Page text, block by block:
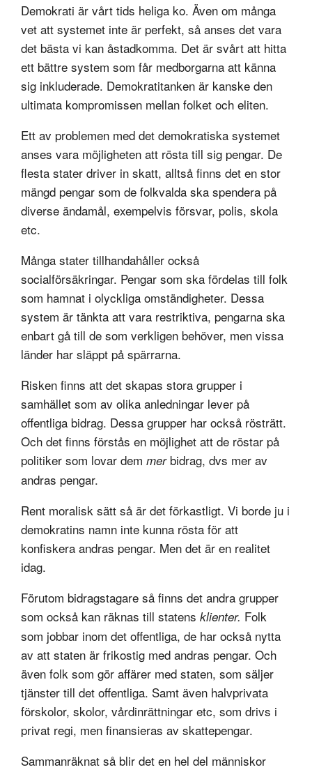
Demokrati är vårt tids heliga ko. Även om många
vet att systemet inte är perfekt, så anses det vara
det bästa vi kan åstadkomma. Det är svårt att hitta
ett bättre system som får medborgarna att känna
sig inkluderade. Demokratitanken är kanske den
ultimata kompromissen mellan folket och eliten.
Ett av problemen med det demokratiska systemet
anses vara möjligheten att rösta till sig pengar. De
flesta stater driver in skatt, alltså finns det en stor
mängd pengar som de folkvalda ska spendera på
diverse ändamål, exempelvis försvar, polis, skola
etc.
Många stater tillhandahåller också
socialförsäkringar. Pengar som ska fördelas till folk
som hamnat i olyckliga omständigheter. Dessa
system är tänkta att vara restriktiva, pengarna ska
enbart gå till de som verkligen behöver, men vissa
länder har släppt på spärrarna.
Risken finns att det skapas stora grupper i
samhället som av olika anledningar lever på
offentliga bidrag. Dessa grupper har också rösträtt.
Och det finns förstås en möjlighet att de röstar på
politiker som lovar dem merbidrag, dvs mer av
andras pengar.
Rent moralisk sätt så är det förkastligt. Vi borde ju i
demokratins namn inte kunna rösta för att
konfiskera andras pengar. Men det är en realitet
idag.
Förutom bidragstagare så finns det andra grupper
som också kan räknas till statens klienter. Folk
som jobbar inom det offentliga, de har också nytta
av att staten är frikostig med andras pengar. Och
även folk som gör affärer med staten, som säljer
tjänster till det offentliga. Samt även halvprivata
förskolor, skolor, vårdinrättningar etc, som drivs i
privat regi, men finansieras av skattepengar.
Sammanräknat så blir det en hel del människor